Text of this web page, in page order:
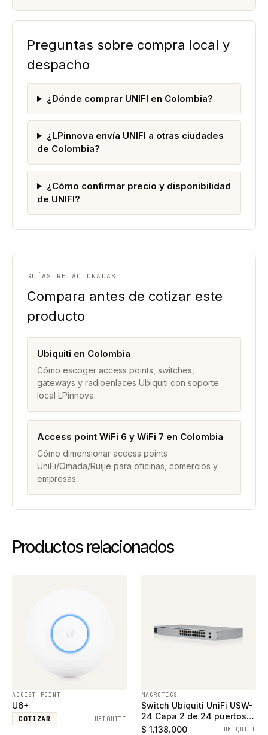
Preguntas sobre compra local y
despacho
¿Dónde comprar UNIFI en Colombia?
¿LPinnova envía UNIFI a otras ciudades
de Colombia?
¿Cómo confirmar precio y disponibilidad
de UNIFI?
GUÍAS RELACIONADAS
Compara antes de cotizar este
producto
Ubiquiti en Colombia
Cómo escoger access points, switches,
gateways y radioenlaces Ubiquiti con soporte
local LPinnova.
Access point WiFi 6 y WiFi 7 en Colombia
Cómo dimensionar access points
UniFi/Omada/Ruijie para oficinas, comercios y
empresas.
Productos relacionados
ACCEST POINT
U6+
COTIZAR UBIQUITI
MACROTICS
Switch Ubiquiti UniFi USW-
24 Capa 2 de 24 puertos
ethernet gigabit y 2
$ 1.138.000 UBIQUITI